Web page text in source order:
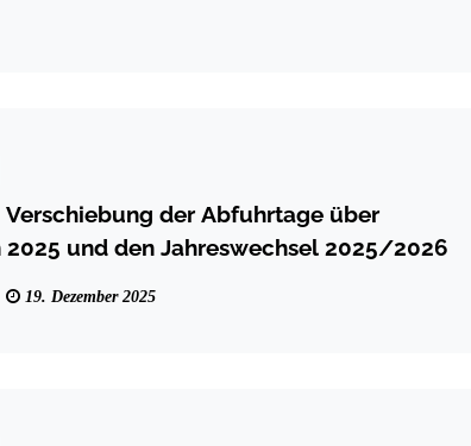
der Abfuhrtage über
2025 und den Jahreswechsel 2025/2026
19. Dezember 2025